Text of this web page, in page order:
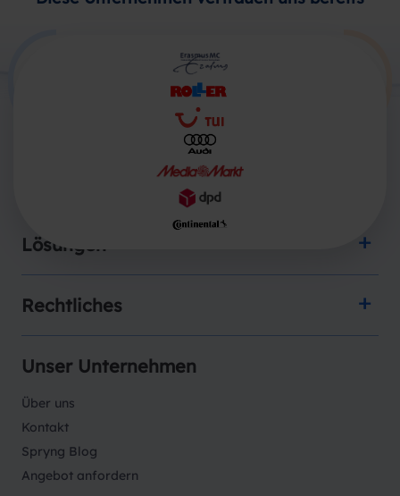
Lösungen
Rechtliches
Unser Unternehmen
Über uns
Kontakt
Spryng Blog
Angebot anfordern